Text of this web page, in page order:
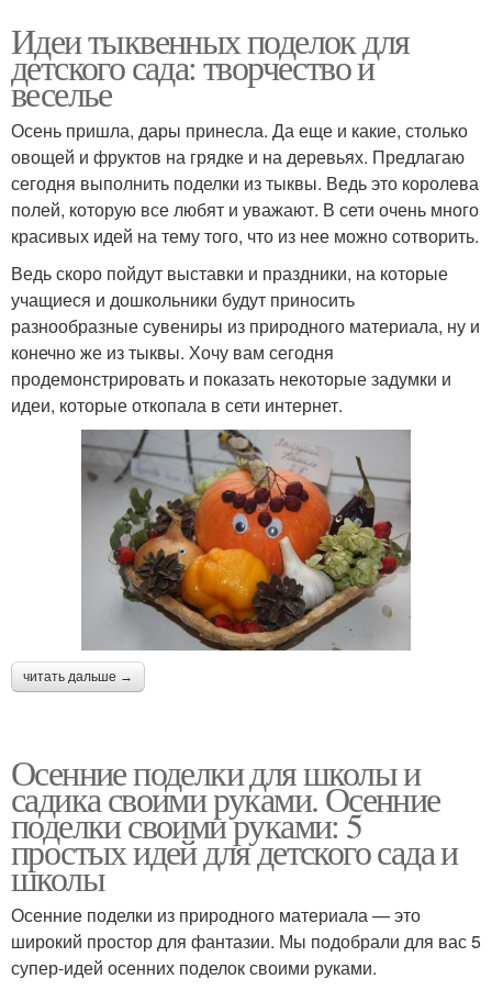
Идеи тыквенных поделок для
детского сада: творчество и
веселье
Осень пришла, дары принесла. Да еще и какие, столько
овощей и фруктов на грядке и на деревьях. Предлагаю
сегодня выполнить поделки из тыквы. Ведь это королева
полей, которую все любят и уважают. В сети очень много
красивых идей на тему того, что из нее можно сотворить.
Ведь скоро пойдут выставки и праздники, на которые
учащиеся и дошкольники будут приносить
разнообразные сувениры из природного материала, ну и
конечно же из тыквы. Хочу вам сегодня
продемонстрировать и показать некоторые задумки и
идеи, которые откопала в сети интернет.
читать дальше →
Осенние поделки для школы и
садика своими руками. Осенние
поделки своими руками: 5
простых идей для детского сада и
школы
Осенние поделки из природного материала — это
широкий простор для фантазии. Мы подобрали для вас 5
супер-идей осенних поделок своими руками.